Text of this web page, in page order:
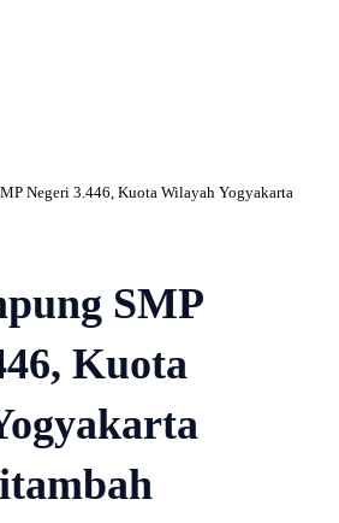
Negeri 3.446, Kuota Wilayah Yogyakarta
SMP
Kuota